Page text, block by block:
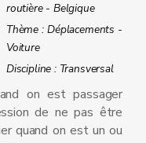
routière - Belgique
Thème : Déplacements -
Voiture
Discipline : Transversal
on est passager
de ne pas être
quand on est un ou